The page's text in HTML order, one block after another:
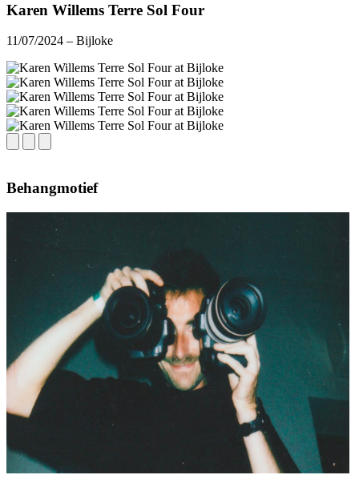
Karen Willems Terre Sol Four
11/07/2024 – Bijloke
Behangmotief